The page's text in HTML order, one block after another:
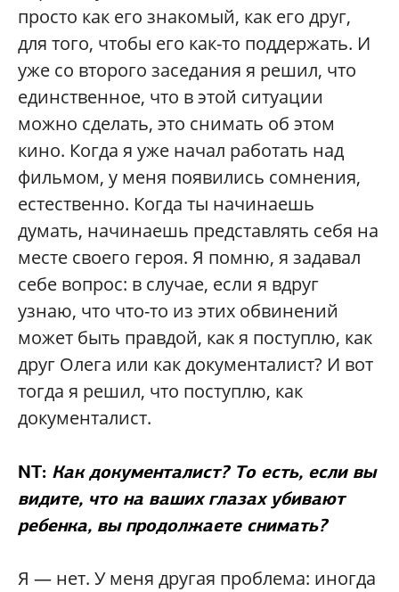
просто как его знакомый, как его друг,
для того, чтобы его как-то поддержать. И
уже со второго заседания я решил, что
единственное, что в этой ситуации
можно сделать, это снимать об этом
кино. Когда я уже начал работать над
фильмом, у меня появились сомнения,
естественно. Когда ты начинаешь
думать, начинаешь представлять себя на
месте своего героя. Я помню, я задавал
себе вопрос: в случае, если я вдруг
узнаю, что что-то из этих обвинений
может быть правдой, как я поступлю, как
друг Олега или как документалист? И вот
тогда я решил, что поступлю, как
документалист.
NT: Как документалист? То есть, если вы
видите, что на ваших глазах убивают
ребенка, вы продолжаете снимать?
Я — нет. У меня другая проблема: иногда